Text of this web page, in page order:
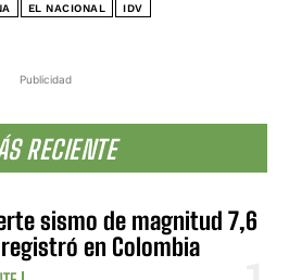
Publicidad
RECIENTE
sismo de magnitud 7,6
en Colombia
EL NACIONAL IDV